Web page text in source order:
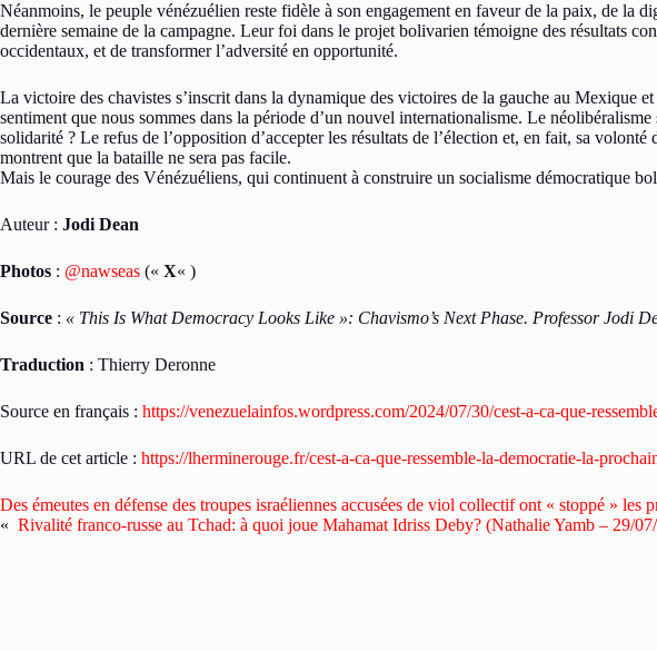
Néanmoins, le peuple vénézuélien reste fidèle à son engagement en faveur de la paix, de la
dernière semaine de la campagne. Leur foi dans le projet bolivarien témoigne des résultats
occidentaux, et de transformer l’adversité en opportunité.
La victoire des chavistes s’inscrit dans la dynamique des victoires de la gauche au Mexique
sentiment que nous sommes dans la période d’un nouvel internationalisme. Le
solidarité ? Le refus de l’opposition d’accepter les résultats de l’élection et, en fait, sa
montrent que la bataille ne sera pas facile.
Mais le courage des Vénézuéliens, qui continuent à construire un socialisme démocratique
Auteur : Jodi Dean
Photos : @nawseas (« X« )
Source : « This Is What Democracy Looks Like »: Chavismo’s Next Phase. Professor Jodi
Traduction : Thierry Deronne
Source en français : https://venezuelainfos.wordpress.com/2024/07/30/cest-a-ca-que-
URL de cet article : https://lherminerouge.fr/cest-a-ca-que-ressemble-la-democratie-la-
Des émeutes en défense des troupes israéliennes accusées de viol collectif ont « stoppé »
« Rivalité franco-russe au Tchad: à quoi joue Mahamat Idriss Deby? (Nathalie Yamb – 29/